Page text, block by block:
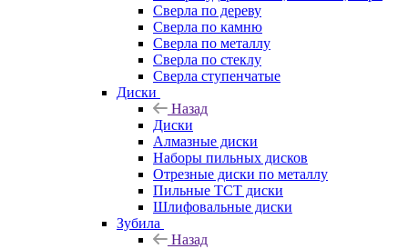
Сверла по дереву
Сверла по камню
Сверла по металлу
Сверла по стеклу
Сверла ступенчатые
Диски
Назад
Диски
Алмазные диски
Наборы пильных дисков
Отрезные диски по металлу
Пильные TCT диски
Шлифовальные диски
Зубила
Назад